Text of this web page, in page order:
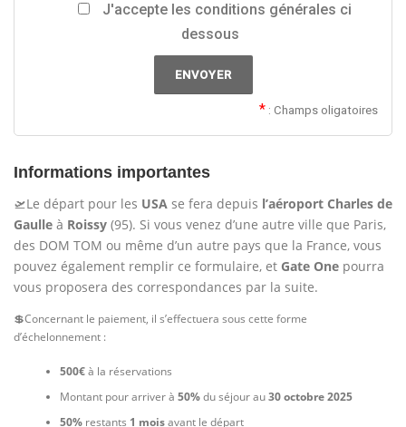
J'accepte les conditions générales ci
dessous
: Champs oligatoires
Informations importantes
🛫Le départ pour les USA se fera depuis l’aéroport Charles de
Gaulle à Roissy (95). Si vous venez d’une autre ville que Paris,
des DOM TOM ou même d’un autre pays que la France, vous
pouvez également remplir ce formulaire, et Gate One pourra
vous proposera des correspondances par la suite.
💲Concernant le paiement, il s’effectuera sous cette forme
d’échelonnement :
500€à la réservations
Montant pour arriver à 50%du séjour au30 octobre 2025
50%restants 1 moisavant le départ